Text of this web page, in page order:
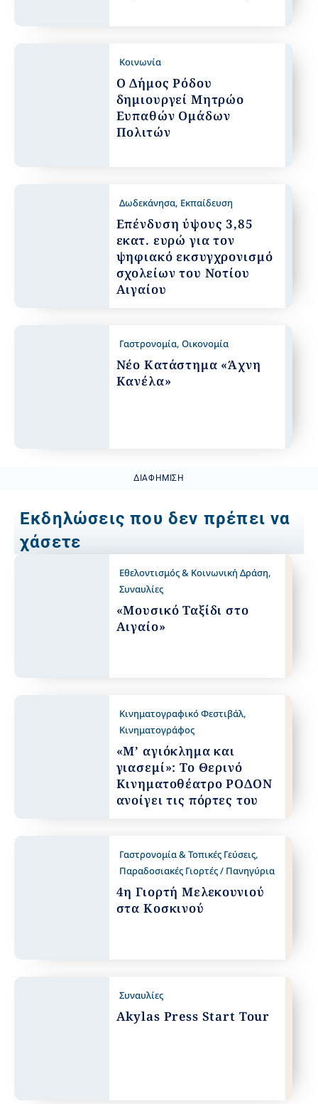
Κοινωνία
Ο Δήμος Ρόδου
δημιουργεί Μητρώο
Ευπαθών Ομάδων
Πολιτών
Δωδεκάνησα, Εκπαίδευση
Επένδυση ύψους 3,85
εκατ. ευρώ για τον
ψηφιακό εκσυγχρονισμό
σχολείων του Νοτίου
Αιγαίου
Γαστρονομία, Οικονομία
Νέο Κατάστημα «Άχνη
Κανέλα»
ΔΙΑΦΉΜΙΣΗ
Εκδηλώσεις που δεν πρέπει να
χάσετε
Εθελοντισμός & Κοινωνική Δράση,
Συναυλίες
«Μουσικό Ταξίδι στο
Αιγαίο»
Κινηματογραφικό Φεστιβάλ,
Κινηματογράφος
«Μ’ αγιόκλημα και
γιασεμί»: Το Θερινό
Κινηματοθέατρο ΡΟΔΟΝ
ανοίγει τις πόρτες του
Γαστρονομία & Τοπικές Γεύσεις,
Παραδοσιακές Γιορτές / Πανηγύρια
4η Γιορτή Μελεκουνιού
στα Κοσκινού
Συναυλίες
Akylas Press Start Tour